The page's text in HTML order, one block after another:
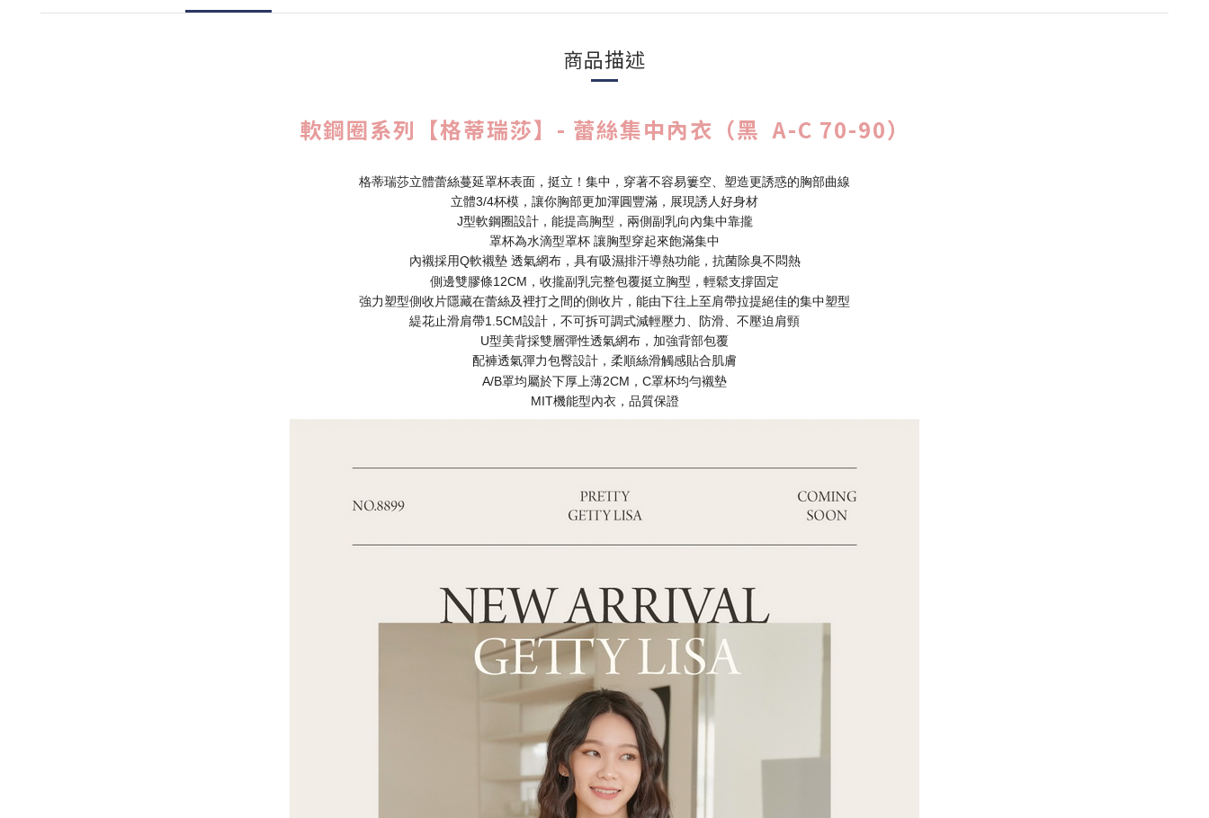
商品描述
軟鋼圈系列【格蒂瑞莎】- 蕾絲集中內衣（黑 A-C 70-90）
格蒂瑞莎立體蕾絲蔓延罩杯表面，挺立！集中，穿著不容易簍空、塑造更誘惑的胸部曲線
立體3/4杯模，讓你胸部更加渾圓豐滿，展現誘人好身材
J型軟鋼圈設計，能提高胸型，兩側副乳向內集中靠攏
罩杯為水滴型罩杯 讓胸型穿起來飽滿集中
內襯採用Q軟襯墊 透氣網布，具有吸濕排汗導熱功能，抗菌除臭不悶熱
側邊雙膠條12CM，收攏副乳完整包覆挺立胸型，輕鬆支撐固定
強力塑型側收片隱藏在蕾絲及裡打之間的側收片，能由下往上至肩帶拉提絕佳的集中塑型
緹花止滑肩帶1.5CM設計，不可拆可調式減輕壓力、防滑、不壓迫肩頸
U型美背採雙層彈性透氣網布，加強背部包覆
配褲透氣彈力包臀設計，柔順絲滑觸感貼合肌膚
A/B罩均屬於下厚上薄2CM，C罩杯均勻襯墊
MIT機能型內衣，品質保證